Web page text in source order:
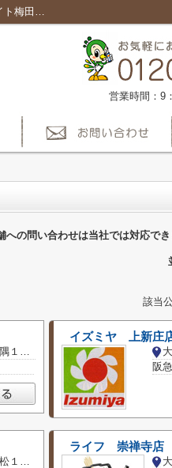
大阪市東淀川区のスーパー一覧ページ｜賃貸大阪で不動産、賃貸マンション探しはホームメイト梅田HEP前店
営業時間：9
の問い合わせは当社では対応でき
該当
大阪府大阪市東淀川区大隅１丁目
イズミヤ 上新庄
阪
大阪府大阪市東淀川区小松１丁目
ライフ 崇禅寺店